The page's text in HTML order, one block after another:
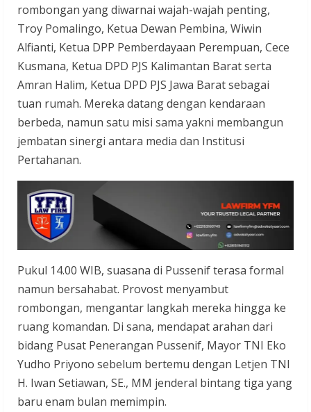
rombongan yang diwarnai wajah-wajah penting,
Troy Pomalingo, Ketua Dewan Pembina, Wiwin
Alfianti, Ketua DPP Pemberdayaan Perempuan, Cece
Kusmana, Ketua DPD PJS Kalimantan Barat serta
Amran Halim, Ketua DPD PJS Jawa Barat sebagai
tuan rumah. Mereka datang dengan kendaraan
berbeda, namun satu misi sama yakni membangun
jembatan sinergi antara media dan Institusi
Pertahanan.
Pukul 14.00 WIB, suasana di Pussenif terasa formal
namun bersahabat. Provost menyambut
rombongan, mengantar langkah mereka hingga ke
ruang komandan. Di sana, mendapat arahan dari
bidang Pusat Penerangan Pussenif, Mayor TNI Eko
Yudho Priyono sebelum bertemu dengan Letjen TNI
H. Iwan Setiawan, SE., MM jenderal bintang tiga yang
baru enam bulan memimpin.